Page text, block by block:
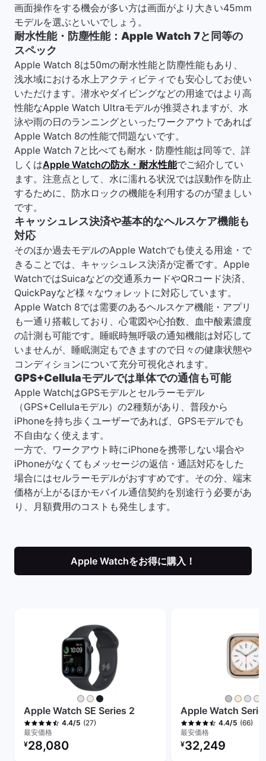
画面操作をする機会が多い方は画面がより大きい45mm
モデルを選ぶといいでしょう。
耐水性能・防塵性能：Apple Watch 7と同等の
スペック
Apple Watch 8は50mの耐水性能と防塵性能もあり、
浅水域における水上アクティビティでも安心してお使い
いただけます。潜水やダイビングなどの用途ではより高
性能なApple Watch Ultraモデルが推奨されますが、水
泳や雨の日のランニングといったワークアウトであれば
Apple Watch 8の性能で問題ないです。
Apple Watch 7と比べても耐水・防塵性能は同等で、詳
しくはApple Watchの防水・耐水性能でご紹介してい
ます。注意点として、水に濡れる状況では誤動作を防止
するために、防水ロックの機能を利用するのが望ましい
です。
キャッシュレス決済や基本的なヘルスケア機能も
対応
そのほか過去モデルのApple Watchでも使える用途・で
きることでは、キャッシュレス決済が定番です。Apple
WatchではSuicaなどの交通系カードやQRコード決済、
QuickPayなど様々なウォレットに対応しています。
Apple Watch 8では需要のあるヘルスケア機能・アプリ
も一通り搭載しており、心電図や心拍数、血中酸素濃度
の計測も可能です。睡眠時無呼吸の通知機能は対応して
いませんが、睡眠測定もできますので日々の健康状態や
コンディションについて充分可視化されます。
GPS+Cellulaモデルでは単体での通信も可能
Apple WatchはGPSモデルとセルラーモデル
（GPS+Cellulaモデル）の2種類があり、普段から
iPhoneを持ち歩くユーザーであれば、GPSモデルでも
不自由なく使えます。
一方で、ワークアウト時にiPhoneを携帯しない場合や
iPhoneがなくてもメッセージの返信・通話対応をした
場合にはセルラーモデルがおすすめです。その分、端末
価格が上がるほかモバイル通信契約を別途行う必要があ
り、月額費用のコストも発生します。
Apple Watchをお得に購入！
Apple Watch SE Series 2
4.4/5 (27)
最安価格
リファービッシュ品の価格：
¥28,080
Apple Watch
4.4/5 (66)
最安価格
リファービッシュ品の
¥32,249